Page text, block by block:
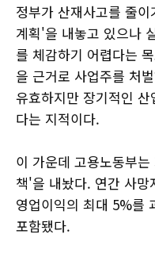
정부가 산재사고를 줄
계획'을 내놓고 있으나
를 체감하기 어렵다는
을 근거로 사업주를 처
유효하지만 장기적인
다는 지적이다.
이 가운데 고용노동부
책'을 내놨다. 연간 사망
영업이익의 최대 5%를
포함됐다.